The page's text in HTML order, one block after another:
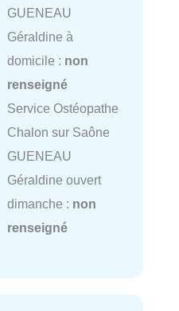
GUENEAU
Géraldine à
domicile : non
renseigné
Service Ostéopathe
Chalon sur Saône
GUENEAU
Géraldine ouvert
dimanche : non
renseigné